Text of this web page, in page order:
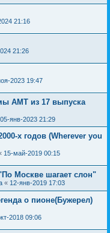
21:16
21:26
2023 19:47
АМТ из 17 выпуска
05-янв-2023 21:29
х годов (Wherever you
15-май-2019 00:15
Москве шагает слон"
« 12-янв-2019 17:03
о пионе(Бужерел)
2018 09:06